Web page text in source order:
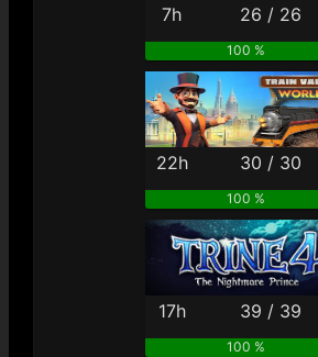
7h 26 / 26
100 %
22h 30 / 30
100 %
17h 39 / 39
100 %